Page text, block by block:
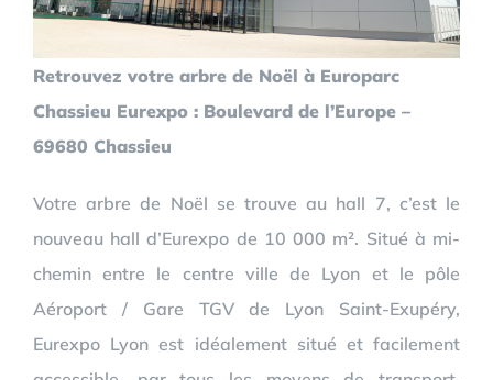
Retrouvez votre arbre de Noël à Europarc
Chassieu Eurexpo : Boulevard de l’Europe –
69680 Chassieu
Votre arbre de Noël se trouve au hall 7, c’est le
nouveau hall d’Eurexpo de 10 000 m². Situé à mi-
chemin entre le centre ville de Lyon et le pôle
Aéroport / Gare TGV de Lyon Saint-Exupéry,
Eurexpo Lyon est idéalement situé et facilement